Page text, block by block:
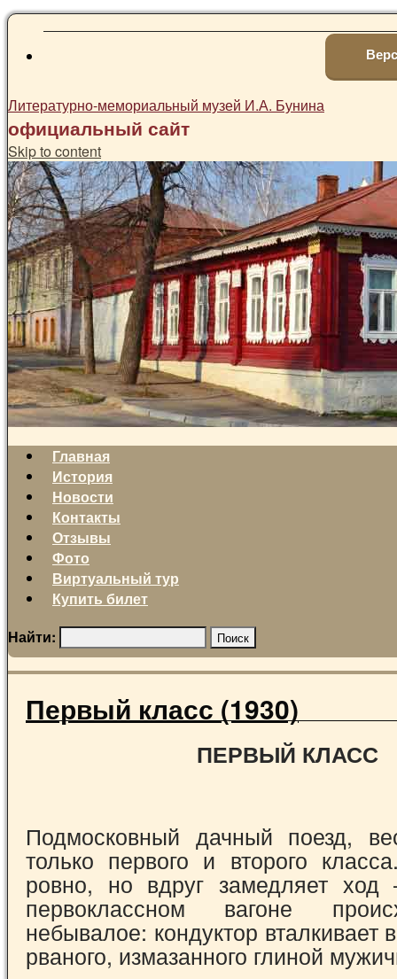
Литературно-мемориальный музей И.А. Бунина
официальный сайт
Skip to content
Главная
История
Новости
Контакты
Отзывы
Фото
Виртуальный тур
Купить билет
Найти:
Первый класс (1930)
ПЕРВЫЙ КЛАСС
Подмосковный дачный поезд,
только первого и второго
ровно, но вдруг замедляет
первоклассном вагоне
небывалое: кондуктор вталкивает
рваного, измазанного глиной